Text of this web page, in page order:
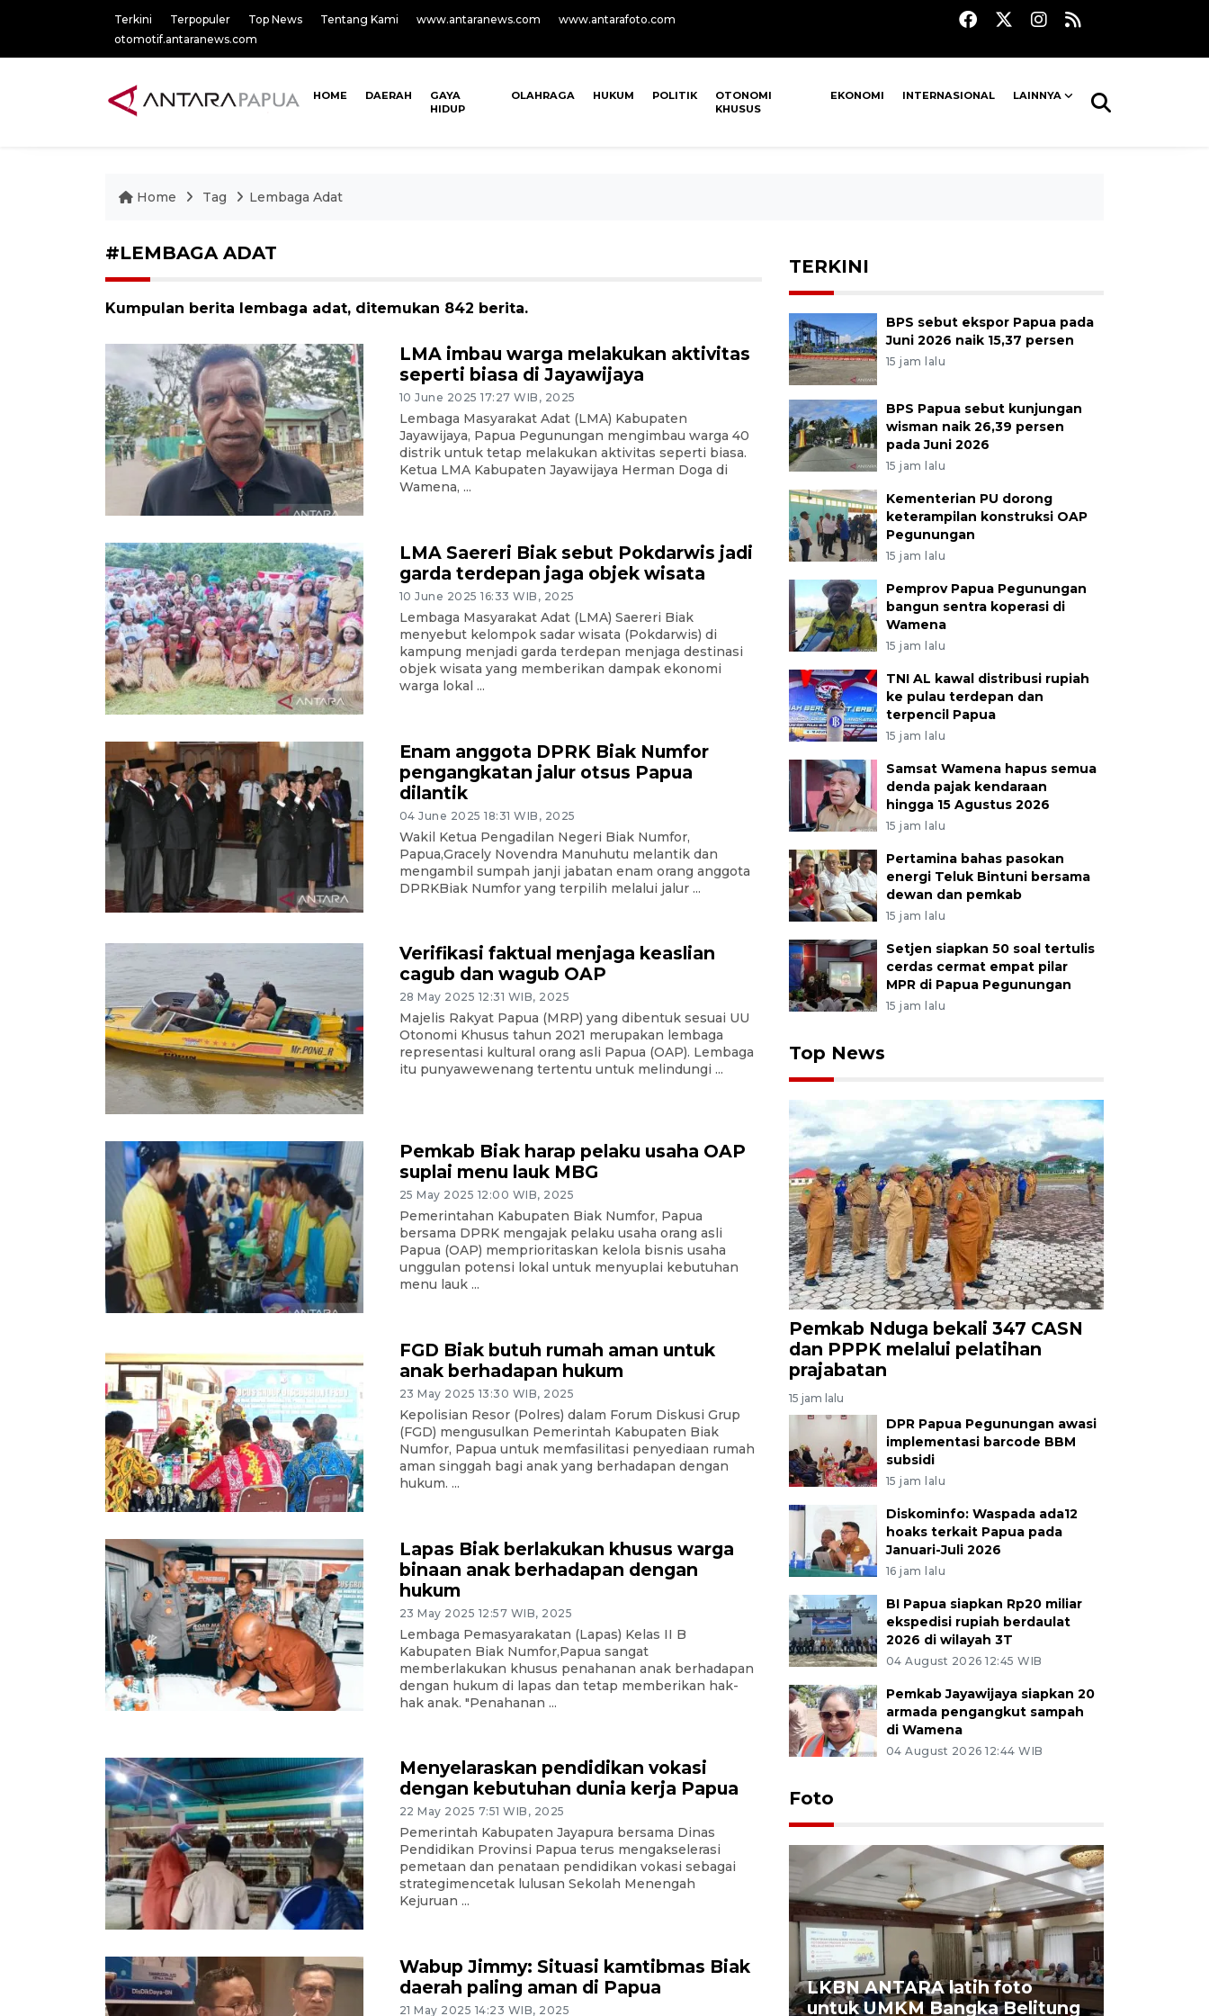
Terkini Terpopuler Top News Tentang Kami www.antaranews.com
www.antarafoto.com
otomotif.antaranews.com
HOME DAERAH
GAYA
HIDUP
OLAHRAGA HUKUM POLITIK
OTONOMI
KHUSUS
EKONOMI INTERNASIONAL LAINNYA
Home Tag Lembaga Adat
#LEMBAGA ADAT
Kumpulan berita lembaga adat, ditemukan 842 berita.
LMA imbau warga melakukan aktivitas
seperti biasa di Jayawijaya
10 June 2025 17:27 WIB, 2025
Lembaga Masyarakat Adat (LMA) Kabupaten
Jayawijaya, Papua Pegunungan mengimbau warga 40
distrik untuk tetap melakukan aktivitas seperti biasa.
Ketua LMA Kabupaten Jayawijaya Herman Doga di
Wamena, ...
LMA Saereri Biak sebut Pokdarwis jadi
garda terdepan jaga objek wisata
10 June 2025 16:33 WIB, 2025
Lembaga Masyarakat Adat (LMA) Saereri Biak
menyebut kelompok sadar wisata (Pokdarwis) di
kampung menjadi garda terdepan menjaga destinasi
objek wisata yang memberikan dampak ekonomi
warga lokal ...
Enam anggota DPRK Biak Numfor
pengangkatan jalur otsus Papua
dilantik
04 June 2025 18:31 WIB, 2025
Wakil Ketua Pengadilan Negeri Biak Numfor,
Papua,Gracely Novendra Manuhutu melantik dan
mengambil sumpah janji jabatan enam orang anggota
DPRKBiak Numfor yang terpilih melalui jalur ...
Verifikasi faktual menjaga keaslian
cagub dan wagub OAP
28 May 2025 12:31 WIB, 2025
Majelis Rakyat Papua (MRP) yang dibentuk sesuai UU
Otonomi Khusus tahun 2021 merupakan lembaga
representasi kultural orang asli Papua (OAP). Lembaga
itu punyawewenang tertentu untuk melindungi ...
Pemkab Biak harap pelaku usaha OAP
suplai menu lauk MBG
25 May 2025 12:00 WIB, 2025
Pemerintahan Kabupaten Biak Numfor, Papua
bersama DPRK mengajak pelaku usaha orang asli
Papua (OAP) memprioritaskan kelola bisnis usaha
unggulan potensi lokal untuk menyuplai kebutuhan
menu lauk ...
FGD Biak butuh rumah aman untuk
anak berhadapan hukum
23 May 2025 13:30 WIB, 2025
Kepolisian Resor (Polres) dalam Forum Diskusi Grup
(FGD) mengusulkan Pemerintah Kabupaten Biak
Numfor, Papua untuk memfasilitasi penyediaan rumah
aman singgah bagi anak yang berhadapan dengan
hukum. ...
Lapas Biak berlakukan khusus warga
binaan anak berhadapan dengan
hukum
23 May 2025 12:57 WIB, 2025
Lembaga Pemasyarakatan (Lapas) Kelas II B
Kabupaten Biak Numfor,Papua sangat
memberlakukan khusus penahanan anak berhadapan
dengan hukum di lapas dan tetap memberikan hak-
hak anak. "Penahanan ...
Menyelaraskan pendidikan vokasi
dengan kebutuhan dunia kerja Papua
22 May 2025 7:51 WIB, 2025
Pemerintah Kabupaten Jayapura bersama Dinas
Pendidikan Provinsi Papua terus mengakselerasi
pemetaan dan penataan pendidikan vokasi sebagai
strategimencetak lulusan Sekolah Menengah
Kejuruan ...
Wabup Jimmy: Situasi kamtibmas Biak
daerah paling aman di Papua
21 May 2025 14:23 WIB, 2025
TERKINI
BPS sebut ekspor Papua pada
Juni 2026 naik 15,37 persen
15 jam lalu
BPS Papua sebut kunjungan
wisman naik 26,39 persen
pada Juni 2026
15 jam lalu
Kementerian PU dorong
keterampilan konstruksi OAP
Pegunungan
15 jam lalu
Pemprov Papua Pegunungan
bangun sentra koperasi di
Wamena
15 jam lalu
TNI AL kawal distribusi rupiah
ke pulau terdepan dan
terpencil Papua
15 jam lalu
Samsat Wamena hapus semua
denda pajak kendaraan
hingga 15 Agustus 2026
15 jam lalu
Pertamina bahas pasokan
energi Teluk Bintuni bersama
dewan dan pemkab
15 jam lalu
Setjen siapkan 50 soal tertulis
cerdas cermat empat pilar
MPR di Papua Pegunungan
15 jam lalu
Top News
Pemkab Nduga bekali 347 CASN
dan PPPK melalui pelatihan
prajabatan
15 jam lalu
DPR Papua Pegunungan awasi
implementasi barcode BBM
subsidi
15 jam lalu
Diskominfo: Waspada ada12
hoaks terkait Papua pada
Januari-Juli 2026
16 jam lalu
BI Papua siapkan Rp20 miliar
ekspedisi rupiah berdaulat
2026 di wilayah 3T
04 August 2026 12:45 WIB
Pemkab Jayawijaya siapkan 20
armada pengangkut sampah
di Wamena
04 August 2026 12:44 WIB
Foto
Antara Biro Papua
bersilahturahmi dengan
Pendam XVII/Cenderawasih
LKBN ANTARA latih foto
untuk UMKM Bangka Belitung